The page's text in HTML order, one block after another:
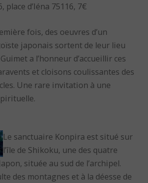
place d’Iéna 75116, 7€
fois, des oeuvres d’un
japonais sortent de leur lieu
a l’honneur d’accueillir ces
et cloisons coulissantes des
Une rare invitation à une
Le sanctuaire Konpira est situé sur
l’île de Shikoku, une des quatre
située au sud de l’archipel.
des montagnes et à la déesse de